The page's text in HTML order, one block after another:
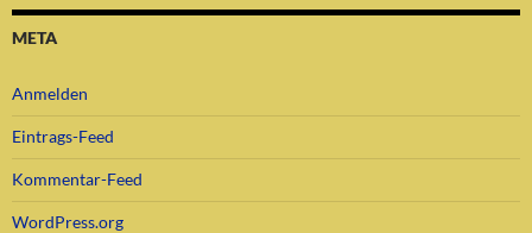
META
Anmelden
Eintrags-Feed
Kommentar-Feed
WordPress.org